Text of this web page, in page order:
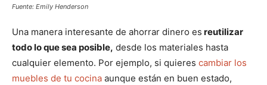
Fuente: Emily Henderson
Una manera interesante de ahorrar dinero es reutilizar
todo lo que sea posible, desde los materiales hasta
cualquier elemento. Por ejemplo, si quieres cambiar los
muebles de tu cocina aunque están en buen estado,